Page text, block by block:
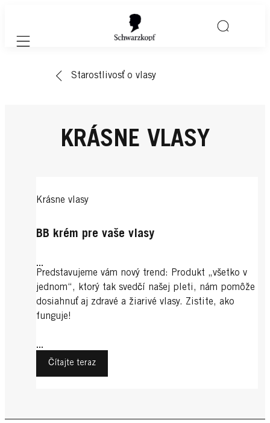
Mobile navigation
Starostlivosť o vlasy
KRÁSNE VLASY
Krásne vlasy
BB krém pre vaše vlasy
...
Predstavujeme vám nový trend: Produkt „všetko v
jednom“, ktorý tak svedčí našej pleti, nám pomôže
dosiahnuť aj zdravé a žiarivé vlasy. Zistite, ako
funguje!
...
Čítajte teraz